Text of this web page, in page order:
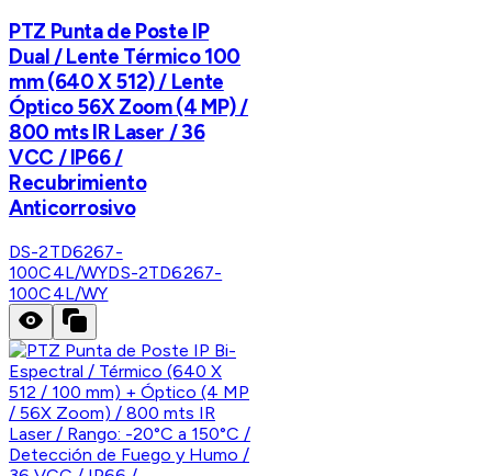
PTZ Punta de Poste IP
Dual / Lente Térmico 100
mm (640 X 512) / Lente
Óptico 56X Zoom (4 MP) /
800 mts IR Laser / 36
VCC / IP66 /
Recubrimiento
Anticorrosivo
DS-2TD6267-
100C4L/WYDS-2TD6267-
100C4L/WY